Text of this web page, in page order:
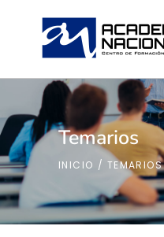
Temarios
INICIO / TEMARIOS